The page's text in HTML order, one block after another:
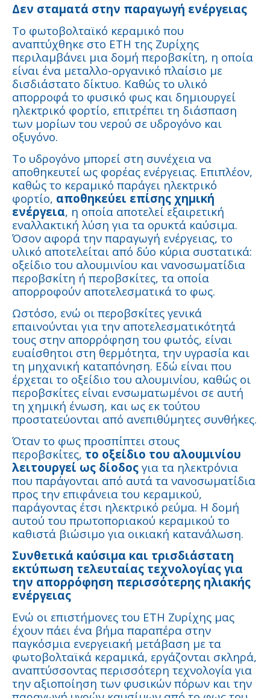
Δεν σταματά στην παραγωγή ενέργειας
Το φωτοβολταϊκό κεραμικό που
αναπτύχθηκε στο ETH της Ζυρίχης
περιλαμβάνει μια δομή περοβσκίτη, η οποία
είναι ένα μεταλλο-οργανικό πλαίσιο με
δισδιάστατο δίκτυο. Καθώς το υλικό
απορροφά το φυσικό φως και δημιουργεί
ηλεκτρικό φορτίο, επιτρέπει τη διάσπαση
των μορίων του νερού σε υδρογόνο και
οξυγόνο.
Το υδρογόνο μπορεί στη συνέχεια να
αποθηκευτεί ως φορέας ενέργειας. Επιπλέον,
καθώς το κεραμικό παράγει ηλεκτρικό
φορτίο, αποθηκεύει επίσης χημική
ενέργεια, η οποία αποτελεί εξαιρετική
εναλλακτική λύση για τα ορυκτά καύσιμα.
Όσον αφορά την παραγωγή ενέργειας, το
υλικό αποτελείται από δύο κύρια συστατικά:
οξείδιο του αλουμινίου και νανοσωματίδια
περοβσκίτη ή περοβσκίτες, τα οποία
απορροφούν αποτελεσματικά το φως.
Ωστόσο, ενώ οι περοβσκίτες γενικά
επαινούνται για την αποτελεσματικότητά
τους στην απορρόφηση του φωτός, είναι
ευαίσθητοι στη θερμότητα, την υγρασία και
τη μηχανική καταπόνηση. Εδώ είναι που
έρχεται το οξείδιο του αλουμινίου, καθώς οι
περοβσκίτες είναι ενσωματωμένοι σε αυτή
τη χημική ένωση, και ως εκ τούτου
προστατεύονται από ανεπιθύμητες συνθήκες.
Όταν το φως προσπίπτει στους
περοβσκίτες, το οξείδιο του αλουμινίου
λειτουργεί ως δίοδος για τα ηλεκτρόνια
που παράγονται από αυτά τα νανοσωματίδια
προς την επιφάνεια του κεραμικού,
παράγοντας έτσι ηλεκτρικό ρεύμα. Η δομή
αυτού του πρωτοποριακού κεραμικού το
καθιστά βιώσιμο για οικιακή κατανάλωση.
Συνθετικά καύσιμα και τρισδιάστατη
εκτύπωση τελευταίας τεχνολογίας για
την απορρόφηση περισσότερης ηλιακής
ενέργειας
Ενώ οι επιστήμονες του ETH Ζυρίχης μας
έχουν πάει ένα βήμα παραπέρα στην
παγκόσμια ενεργειακή μετάβαση με τα
φωτοβολταϊκά κεραμικά, εργάζονται σκληρά,
αναπτύσσοντας περισσότερη τεχνολογία για
την αξιοποίηση των φυσικών πόρων και την